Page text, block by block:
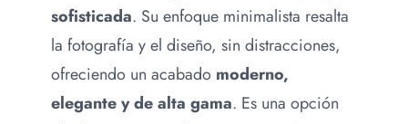
sofisticada. Su enfoque minimalista resalta
la fotografía y el diseño, sin distracciones,
ofreciendo un acabado moderno,
elegante y de alta gama. Es una opción